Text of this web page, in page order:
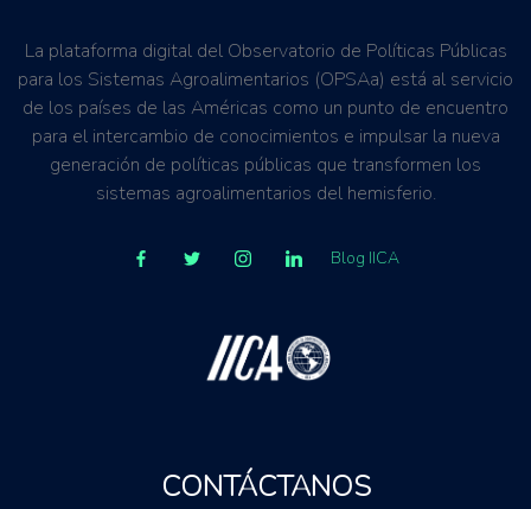
La plataforma digital del Observatorio de Políticas Públicas
para los Sistemas Agroalimentarios (OPSAa) está al servicio
de los países de las Américas como un punto de encuentro
para el intercambio de conocimientos e impulsar la nueva
generación de políticas públicas que transformen los
sistemas agroalimentarios del hemisferio.
Blog IICA
CONTÁCTANOS